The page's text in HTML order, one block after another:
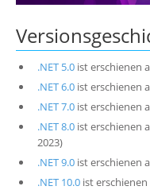
Suche
.NET 5.0ist erschienen
.NET 6.0ist erschienen
.NET 7.0ist erschienen
.NET 8.0ist erschienen
2023)
.NET 9.0ist erschienen
.NET 10.0ist erschienen